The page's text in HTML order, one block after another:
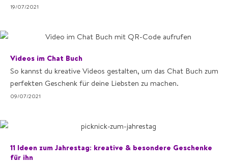
19/07/2021
Videos im Chat Buch
So kannst du kreative Videos gestalten, um das Chat Buch zum
perfekten Geschenk für deine Liebsten zu machen.
09/07/2021
11 Ideen zum Jahrestag: kreative & besondere Geschenke
für ihn